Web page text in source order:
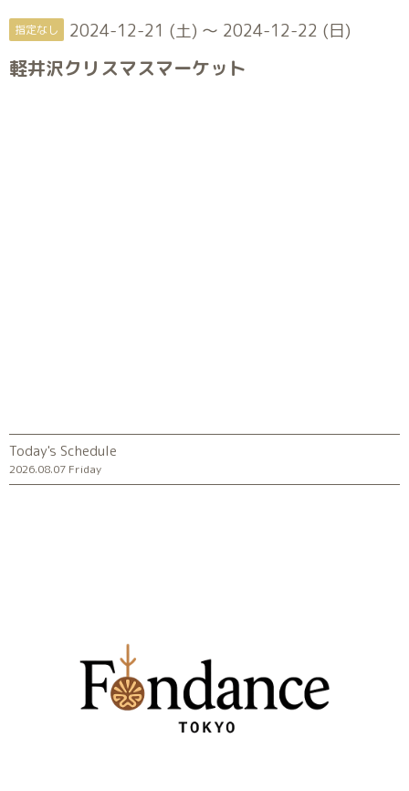
指定なし 2024-12-21 (土) ～ 2024-12-22 (日)
軽井沢クリスマスマーケット
Today's Schedule
2026.08.07 Friday